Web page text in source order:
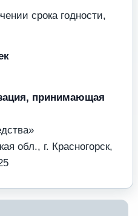
срока годности,
принимающая
обл., г. Красногорск,